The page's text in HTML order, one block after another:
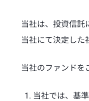
当社は、投資信託
当社にて決定した
当社のファンドを
当社では、基